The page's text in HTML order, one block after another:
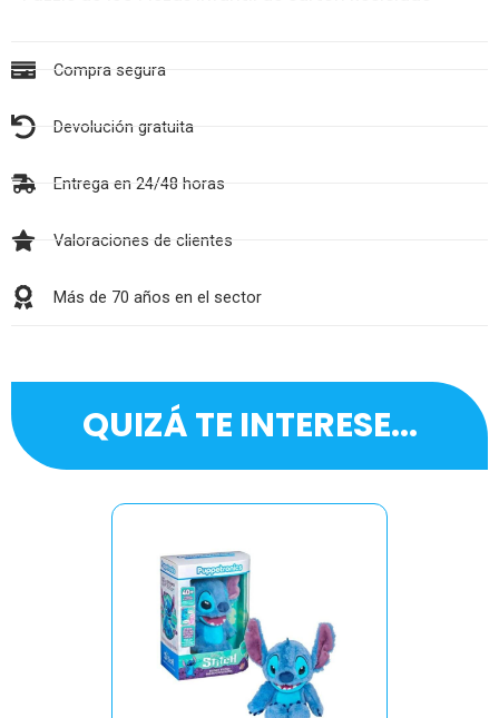
Compra segura
Devolución gratuita
Entrega en 24/48 horas
Valoraciones de clientes
Más de 70 años en el sector
QUIZÁ TE INTERESE...